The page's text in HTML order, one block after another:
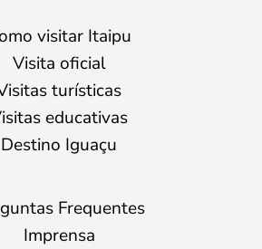
visitar Itaipu
Visita oficial
turísticas
educativas
Destino Iguaçu
Frequentes
Imprensa